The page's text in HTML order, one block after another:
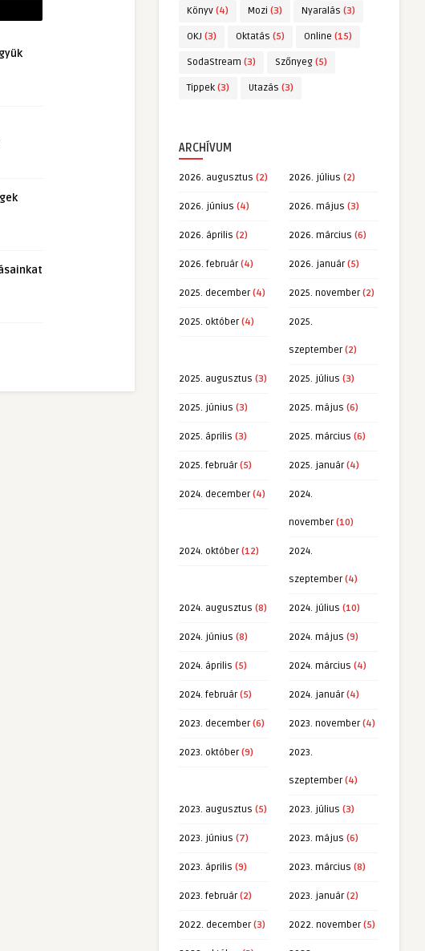
Könyv (4) Mozi (3) Nyaralás (3)
OKJ (3) Oktatás (5) Online (15)
SodaStream (3) Szőnyeg (5)
Tippek (3) Utazás (3)
ARCHÍVUM
2026. augusztus (2) 2026. július (2)
2026. június (4) 2026. május (3)
2026. április (2) 2026. március (6)
2026. február(4) 2026. január(5)
2025. december(4) 2025. november(2)
2025. október(4) 2025.
szeptember(2)
2025. augusztus (3) 2025. július (3)
2025. június (3) 2025. május (6)
2025. április (3) 2025. március (6)
2025. február(5) 2025. január(4)
2024. december(4) 2024.
november(10)
2024. október(12) 2024.
szeptember(4)
2024. augusztus (8) 2024. július (10)
2024. június (8) 2024. május (9)
2024. április (5) 2024. március (4)
2024. február(5) 2024. január(4)
2023. december(6) 2023. november(4)
2023. október(9) 2023.
szeptember(4)
2023. augusztus (5) 2023. július (3)
2023. június (7) 2023. május (6)
2023. április (9) 2023. március (8)
2023. február(2) 2023. január(2)
2022. december(3) 2022. november(5)